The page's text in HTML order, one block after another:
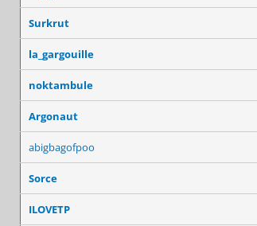
Surkrut
la_gargouille
noktambule
Argonaut
abigbagofpoo
Sorce
ILOVETP